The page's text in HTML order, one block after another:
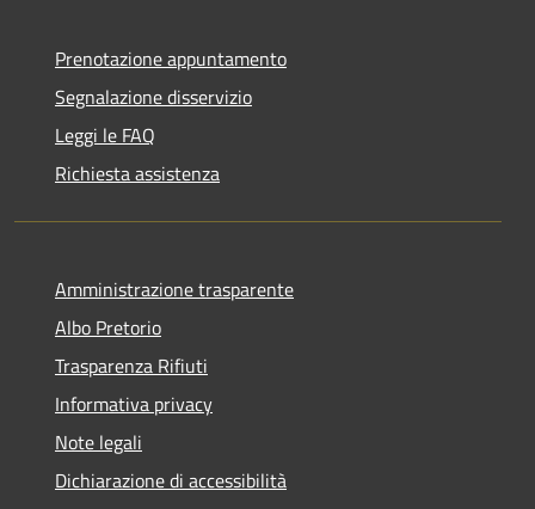
Prenotazione appuntamento
Segnalazione disservizio
Leggi le FAQ
Richiesta assistenza
Amministrazione trasparente
Albo Pretorio
Trasparenza Rifiuti
Informativa privacy
Note legali
Dichiarazione di accessibilità